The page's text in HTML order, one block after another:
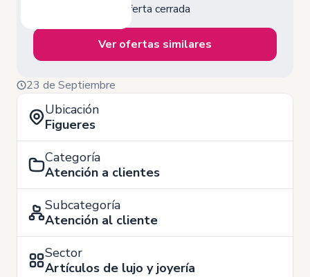
Oferta cerrada
Ver ofertas similares
23 de Septiembre
Ubicación
Figueres
Categoría
Atención a clientes
Subcategoría
Atención al cliente
Sector
Artículos de lujo y joyería